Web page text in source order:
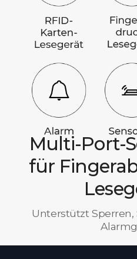
Multi-Port-
für
Unterstützt Sperren,